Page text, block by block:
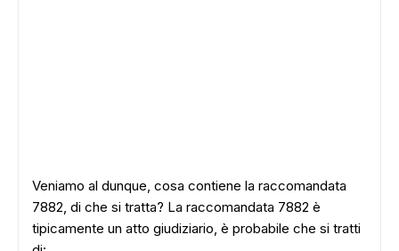
Veniamo al dunque, cosa contiene la raccomandata
7882, di che si tratta? La raccomandata 7882 è
tipicamente un atto giudiziario, è probabile che si tratti